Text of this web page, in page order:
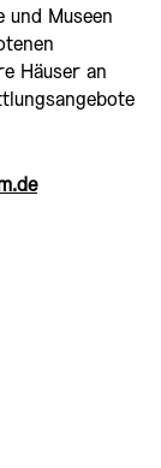
Museen
Häuser an